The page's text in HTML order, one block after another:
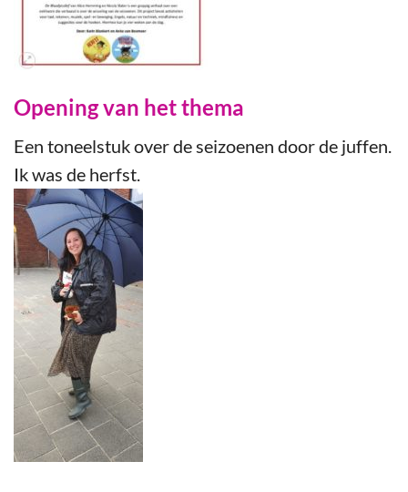
Opening van het thema
Een toneelstuk over de seizoenen door de juffen.
Ik was de herfst.